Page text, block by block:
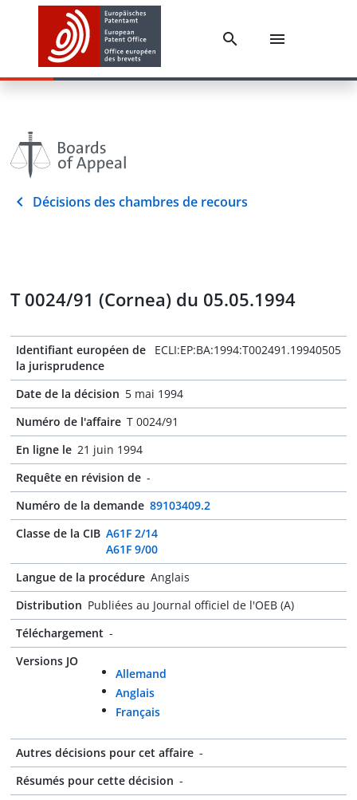
Décisions des chambres de recours
T 0024/91 (Cornea) du 05.05.1994
Identifiant européen de
la jurisprudence
ECLI:EP:BA:1994:T002491.19940505
Date de la décision 5 mai 1994
Numéro de l'affaire T 0024/91
En ligne le 21 juin 1994
Requête en révision de -
Numéro de la demande 89103409.2
Classe de la CIB A61F 2/14
A61F 9/00
Langue de la procédure Anglais
Distribution Publiées au Journal officiel de l'OEB (A)
Téléchargement -
Versions JO
Allemand
Anglais
Français
Autres décisions pour cet affaire -
Résumés pour cette décision -